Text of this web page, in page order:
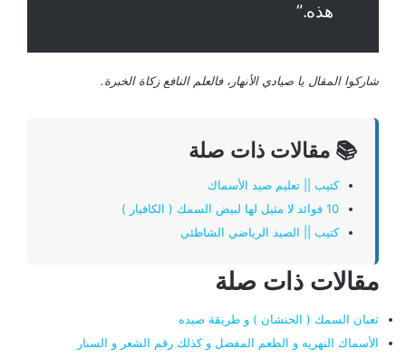
هذه.”
شاركوا المقال يا صيادي الأنهار، فالعلم النافع زكاة الخبرة.
📚 مقالات ذات صلة
كتيب || تعليم صيد الأسماك
10 فوائد لا مثيل لها لبيض السمك ( الكافيار )
كتيب || الصيد الرياضي الشاطئي
مقالات ذات صلة
ثعبان السمك ( الحنشان ) و طريقة صيده
الأسماك النهريه و الطعم المفضل و كذلك رقم الشعر و السنار